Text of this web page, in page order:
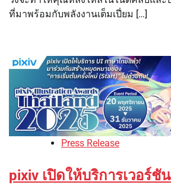
ที่มาพร้อมกับพลังงานเต็มเปี่ยม […]
Press Release
pixiv เปิดให้บริการเวอร์ชั